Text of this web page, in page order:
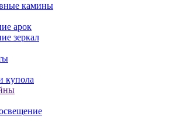
камины
арок
зеркал
купола